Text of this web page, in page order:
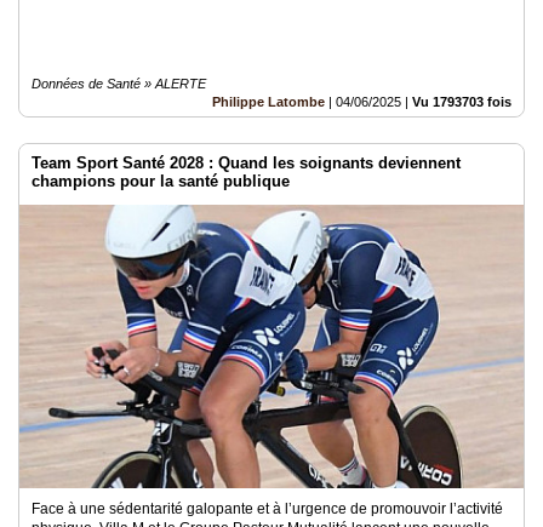
Données de Santé » ALERTE
Philippe Latombe | 04/06/2025 | Vu 1793703 fois
Team Sport Santé 2028 : Quand les soignants deviennent
champions pour la santé publique
Face à une sédentarité galopante et à l’urgence de promouvoir l’activité